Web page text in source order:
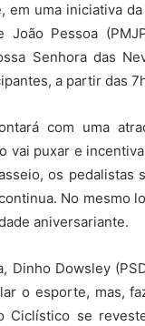
em uma iniciativa
João Pessoa
Senhora das
a partir das
com uma
vai puxar e
os pedalistas
No mesmo
aniversariante.
Dinho Dowsley
o esporte, mas,
Ciclístico se